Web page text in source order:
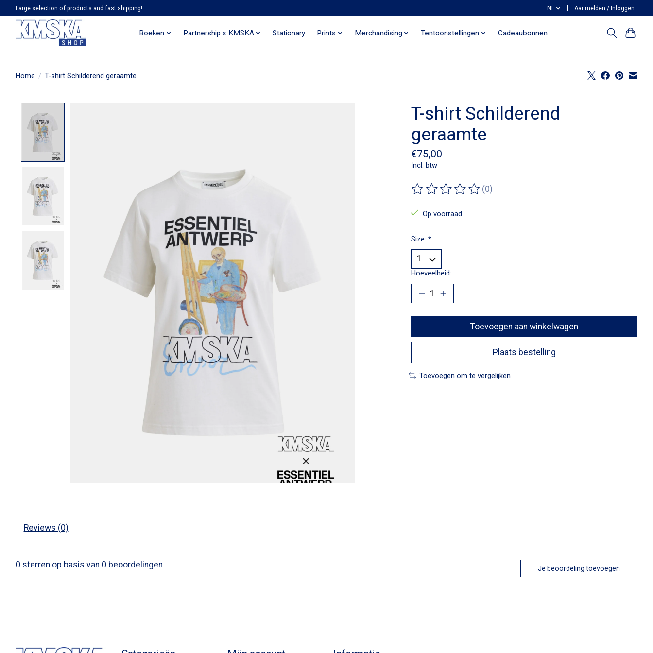
Large selection of products and fast shipping! NL Aanmelden / Inloggen
Boeken Partnership x KMSKA Stationary Prints Merchandising Tentoonstellingen Cadeaubonnen
Home / T-shirt Schilderend geraamte
T-shirt Schilderend
geraamte
€75,00
Incl. btw
De beoordeling van dit product is
(0)
Op voorraad
Size: *
Hoeveelheid:
Toevoegen aan winkelwagen
Plaats bestelling
Toevoegen om te vergelijken
Reviews (0)
0 sterren op basis van 0 beoordelingen Je beoordeling toevoegen